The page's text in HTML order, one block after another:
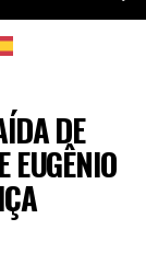
DE
EUGÊNIO